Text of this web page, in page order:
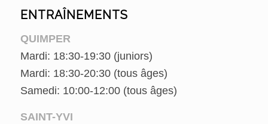
ENTRAÎNEMENTS
QUIMPER
Mardi: 18:30-19:30 (juniors)
Mardi: 18:30-20:30 (tous âges)
Samedi: 10:00-12:00 (tous âges)
SAINT-YVI